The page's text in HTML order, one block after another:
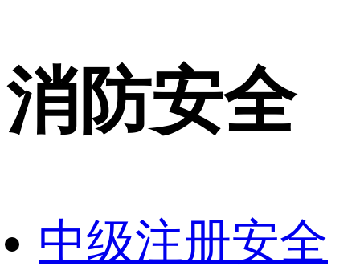
消防安全
中级注册安全